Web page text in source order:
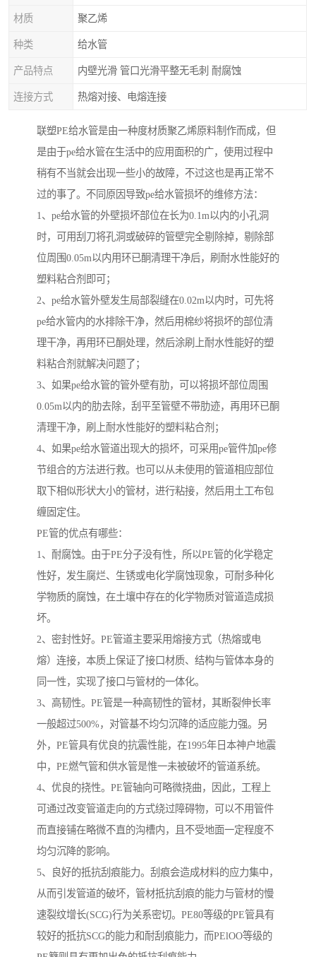
材质 聚乙烯
种类 给水管
产品特点 内壁光滑 管口光滑平整无毛刺 耐腐蚀
连接方式 热熔对接、电熔连接
联塑PE给水管是由一种度材质聚乙烯原料制作而成，但
是由于pe给水管在生活中的应用面积的广，使用过程中
稍有不当就会出现一些小的故障，不过这也是再正常不
过的事了。不同原因导致pe给水管损坏的维修方法：
1、pe给水管的外壁损坏部位在长为0.1m以内的小孔洞
时，可用刮刀将孔洞或破碎的管壁完全剔除掉，剔除部
位周围0.05m以内用环已酮清理干净后，刷耐水性能好的
塑料粘合剂即可；
2、pe给水管外壁发生局部裂缝在0.02m以内时，可先将
pe给水管内的水排除干净，然后用棉纱将损坏的部位清
理干净，再用环已酮处理，然后涂刷上耐水性能好的塑
料粘合剂就解决问题了；
3、如果pe给水管的管外壁有肋，可以将损坏部位周围
0.05m以内的肋去除，刮平至管壁不带肋迹，再用环已酮
清理干净，刷上耐水性能好的塑料粘合剂；
4、如果pe给水管道出现大的损坏，可采用pe管件加pe修
节组合的方法进行救。也可以从未使用的管道相应部位
取下相似形状大小的管材，进行粘接，然后用土工布包
缠固定住。
PE管的优点有哪些：
1、耐腐蚀。由于PE分子没有性，所以PE管的化学稳定
性好，发生腐烂、生锈或电化学腐蚀现象，可耐多种化
学物质的腐蚀，在土壤中存在的化学物质对管道造成损
坏。
2、密封性好。PE管道主要采用熔接方式（热熔或电
熔）连接，本质上保证了接口材质、结构与管体本身的
同一性，实现了接口与管材的一体化。
3、高韧性。PE管是一种高韧性的管材，其断裂伸长率
一般超过500%，对管基不均匀沉降的适应能力强。另
外，PE管具有优良的抗震性能，在1995年日本神户地震
中，PE燃气管和供水管是惟一未被破坏的管道系统。
4、优良的挠性。PE管轴向可略微挠曲，因此，工程上
可通过改变管道走向的方式绕过障碍物，可以不用管件
而直接铺在略微不直的沟槽内，且不受地面一定程度不
均匀沉降的影响。
5、良好的抵抗刮痕能力。刮痕会造成材料的应力集中，
从而引发管道的破坏，管材抵抗刮痕的能力与管材的慢
速裂纹增长(SCG)行为关系密切。PE80等级的PE管具有
较好的抵抗SCG的能力和耐刮痕能力，而PElOO等级的